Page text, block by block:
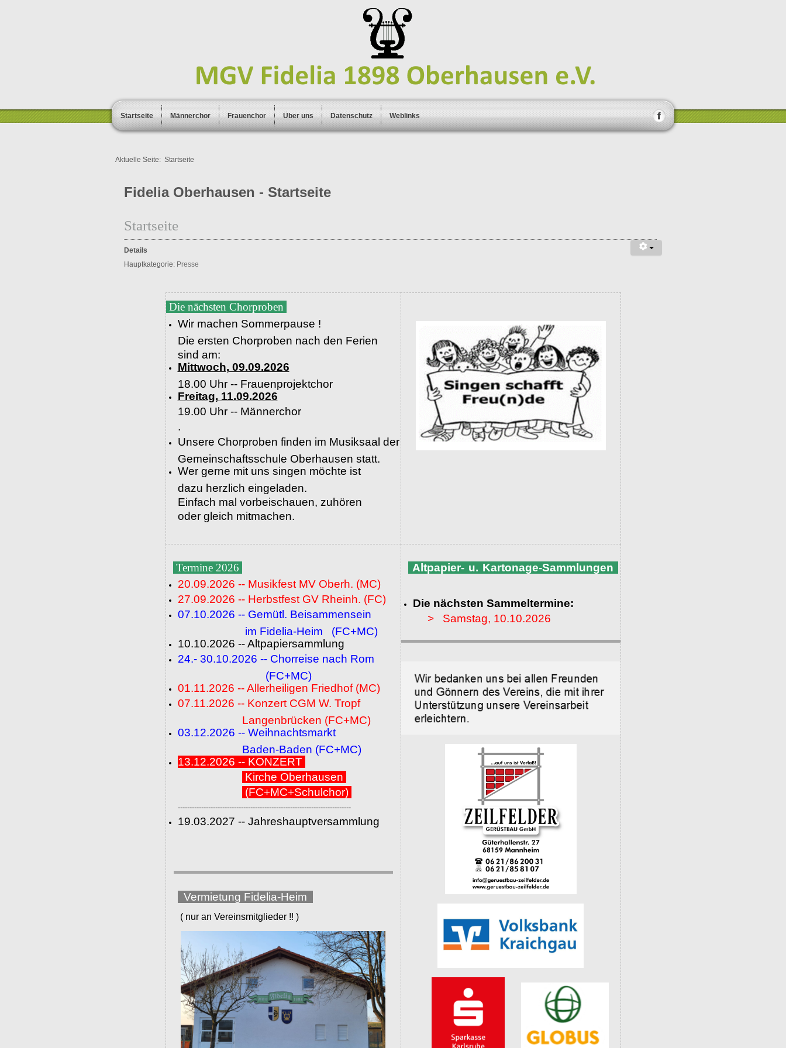
Startseite Männerchor Frauenchor Über uns Datenschutz Weblinks
Aktuelle Seite: Startseite
Fidelia Oberhausen - Startseite
Startseite
Details
Hauptkategorie: Presse
Die nächsten Chorproben
Wir machen Sommerpause !
Die ersten Chorproben nach den Ferien
sind am:
Mittwoch, 09.09.2026
18.00 Uhr -- Frauenprojektchor
Freitag, 11.09.2026
19.00 Uhr -- Männerchor
.
Unsere Chorproben finden im Musiksaal der
Gemeinschaftsschule Oberhausen statt.
Wer gerne mit uns singen möchte ist
dazu herzlich eingeladen.
Einfach mal vorbeischauen, zuhören
oder gleich mitmachen.
Termine 2026
20.09.2026 -- Musikfest MV Oberh. (MC)
27.09.2026 -- Herbstfest GV Rheinh. (FC)
07.10.2026 -- Gemütl. Beisammensein
im Fidelia-Heim (FC+MC)
10.10.2026 -- Altpapiersammlung
24.- 30.10.2026 -- Chorreise nach Rom
(FC+MC)
01.11.2026 -- Allerheiligen Friedhof (MC)
07.11.2026 -- Konzert CGM W. Tropf
Langenbrücken (FC+MC)
03.12.2026 -- Weihnachtsmarkt
Baden-Baden (FC+MC)
13.12.2026 -- KONZERT
Kirche Oberhausen
(FC+MC+Schulchor)
--------------------------------------------------------------------------
19.03.2027 -- Jahreshauptversammlung
Vermietung Fidelia-Heim
( nur an Vereinsmitglieder !! )
Altpapier- u. Kartonage-Sammlungen
Die nächsten Sammeltermine:
> Samstag, 10.10.2026